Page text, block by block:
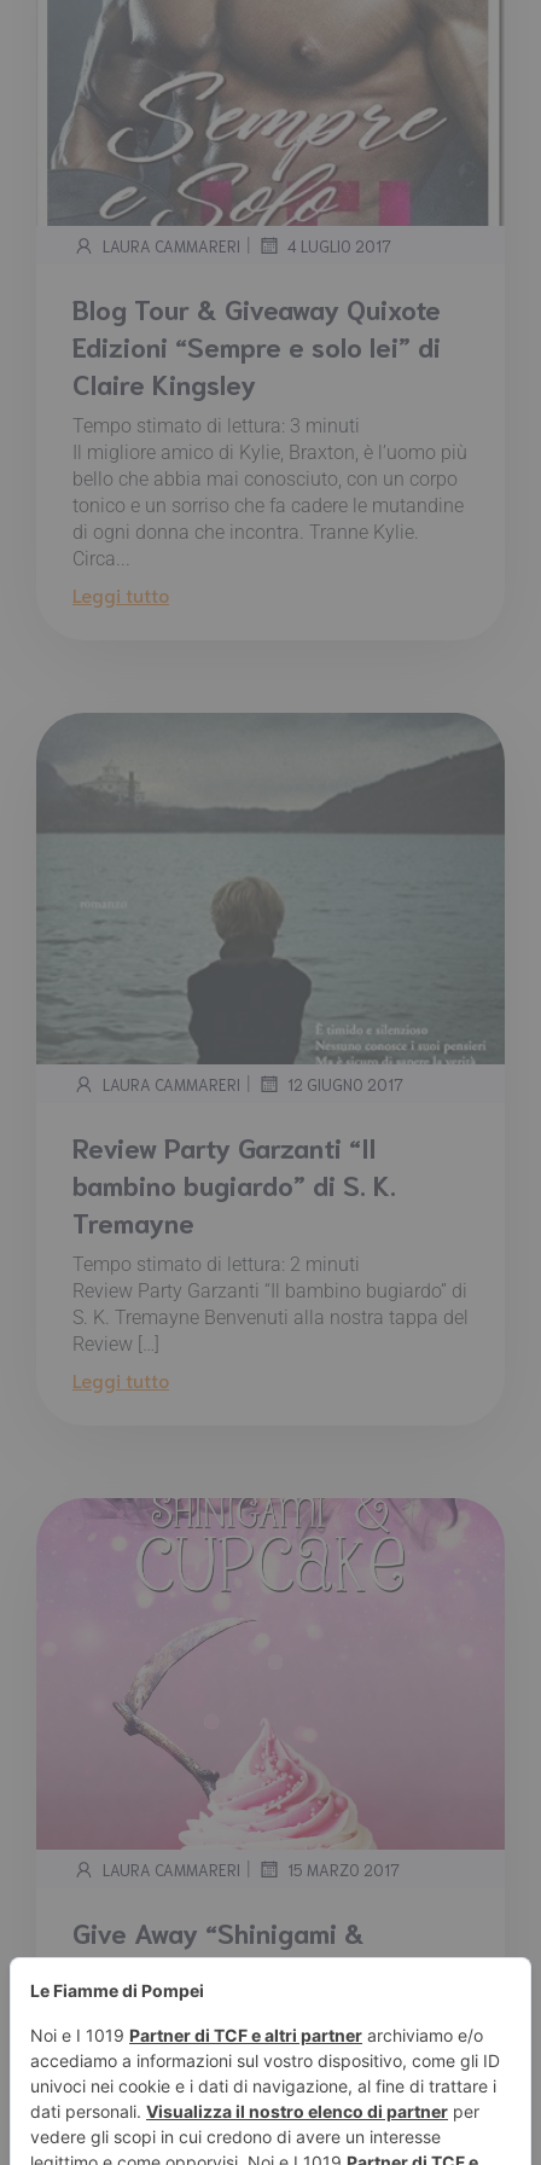
LAURA CAMMARERI | 4 LUGLIO 2017
Blog Tour & Giveaway Quixote
Edizioni “Sempre e solo lei” di
Claire Kingsley
Tempo stimato di lettura: 3 minuti
Il migliore amico di Kylie, Braxton, è l’uomo più
bello che abbia mai conosciuto, con un corpo
tonico e un sorriso che fa cadere le mutandine
di ogni donna che incontra. Tranne Kylie.
Circa...
Leggi tutto
LAURA CAMMARERI | 12 GIUGNO 2017
Review Party Garzanti “Il
bambino bugiardo” di S. K.
Tremayne
Tempo stimato di lettura: 2 minuti
Review Party Garzanti “Il bambino bugiardo” di
S. K. Tremayne Benvenuti alla nostra tappa del
Review […]
Leggi tutto
LAURA CAMMARERI | 15 MARZO 2017
Give Away “Shinigami &
Cupcake” di Francesca
Angelinelli dal 17 al 27 marzo
2017
Tempo stimato di lettura:< 1 minuto
Give Away “Shinigami & Cupcake” di
Francesca Angelinelli dal 17 al 27 marzo 2017